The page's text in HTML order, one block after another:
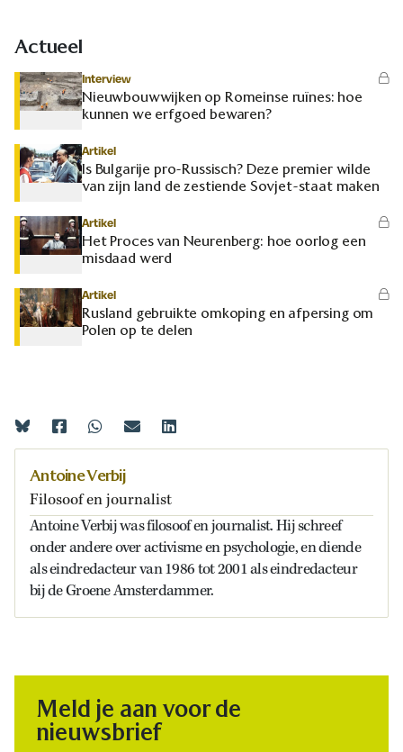
Actueel
Interview
Nieuwbouwwijken op Romeinse ruïnes: hoe
kunnen we erfgoed bewaren?
Artikel
Is Bulgarije pro-Russisch? Deze premier wilde
van zijn land de zestiende Sovjet-staat maken
Artikel
Het Proces van Neurenberg: hoe oorlog een
misdaad werd
Artikel
Rusland gebruikte omkoping en afpersing om
Polen op te delen
Antoine Verbij
Filosoof en journalist
Antoine Verbij was filosoof en journalist. Hij schreef
onder andere over activisme en psychologie, en diende
als eindredacteur van 1986 tot 2001 als eindredacteur
bij de Groene Amsterdammer.
Meld je aan voor de
nieuwsbrief